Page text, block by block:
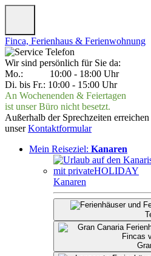
Finca, Ferienhaus & Ferienwohnung
Wir sind persönlich für Sie da:
Mo.: 10:00 - 18:00 Uhr
Di. bis Fr.: 10:00 - 15:00 Uhr
An Wochenenden & Feiertagen
ist unser Büro nicht besetzt.
Außerhalb der Sprechzeiten
unserKontaktformular
Mein Reiseziel: Kanaren
Kanaren